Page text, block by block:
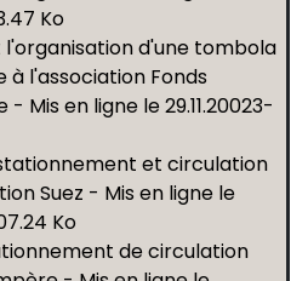
Ko
d'une tombola
l'association Fonds
- Mis en ligne le 29.11.20023-
et circulation
Suez - Mis en ligne le
Ko
de circulation